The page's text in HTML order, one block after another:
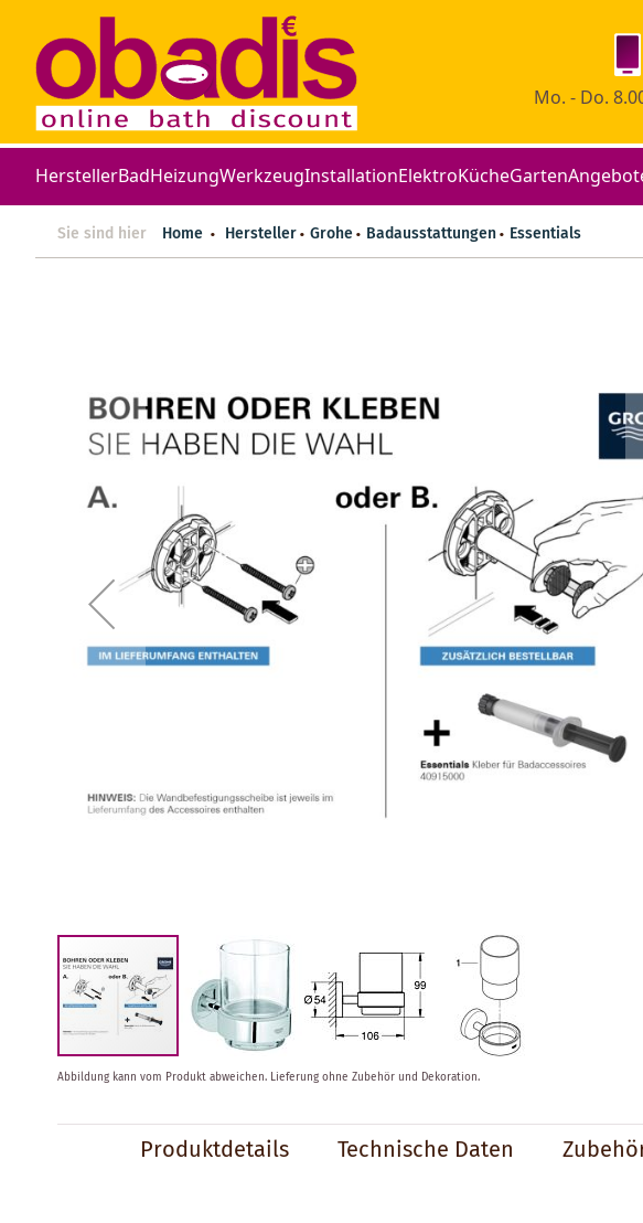
Mo. - Do.
HerstellerBadHeizungWerkzeugInstallationElektroKücheGarten
Sie sind hier Home Hersteller Grohe Badausstattungen Essentials
Zum
Anfang
Abbildung kann vom Produkt abweichen. Lieferung ohne Zubehör und Dekoration.
Produktdetails Technische Daten